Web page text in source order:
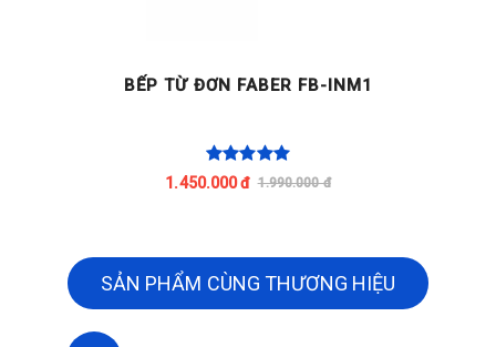
BẾP TỪ ĐƠN FABER FB-INM1
1.450.000 đ 1.990.000 đ
SẢN PHẨM CÙNG THƯƠNG HIỆU